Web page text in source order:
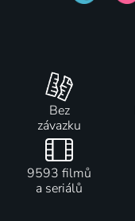
Bez
závazku
9593 filmů
a seriálů